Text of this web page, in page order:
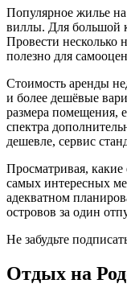
Популярное жилье
виллы. Для большой
Провести несколько
полезно для
Стоимость аренды
и более дешёвые
размера помещения,
спектра
дешевле, сервис
Просматривая, какие
самых интересных
адекватном
островов за один
Не забудьте
Отдых на